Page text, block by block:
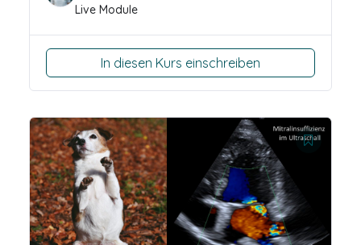
Live Module
In diesen Kurs einschreiben